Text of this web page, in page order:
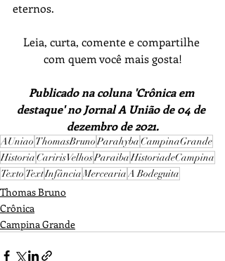
eternos.
Leia, curta, comente e compartilhe
com quem você mais gosta!
Publicado na coluna 'Crônica em
destaque' no Jornal A União de 04 de
dezembro de 2021.
AUniao ThomasBrunoParahybaCampinaGrande
HistoriaCaririsVelhosParaibaHistoriadeCampina
Texto TextInfânciaMerceariaA Bodeguita
Thomas Bruno
Crônica
Campina Grande